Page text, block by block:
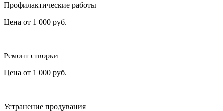
Профилактические работы
Цена от 1 000 руб.
Ремонт створки
Цена от 1 000 руб.
Устранение продувания